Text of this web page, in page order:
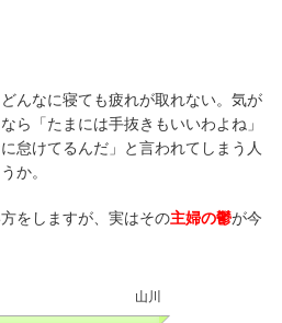
んなに寝ても疲れが取れない。気が
ら「たまには手抜きもいいわよね」
怠けてるんだ」と言われてしまう人
か。
をしますが、実はその主婦の鬱が今
山川